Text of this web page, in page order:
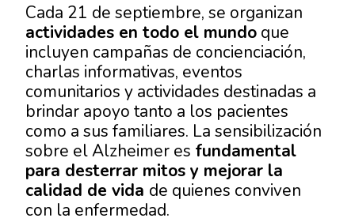
Cada 21 de septiembre, se organizan
actividades en todo el mundo que
incluyen campañas de concienciación,
charlas informativas, eventos
comunitarios y actividades destinadas a
brindar apoyo tanto a los pacientes
como a sus familiares. La sensibilización
sobre el Alzheimer es fundamental
para desterrar mitos y mejorar la
calidad de vida de quienes conviven
con la enfermedad.